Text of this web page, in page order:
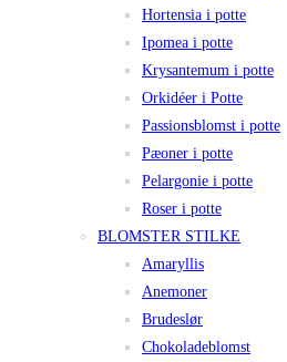
Hortensia i potte
Ipomea i potte
Krysantemum i potte
Orkidéer i Potte
Passionsblomst i potte
Pæoner i potte
Pelargonie i potte
Roser i potte
BLOMSTER STILKE
Amaryllis
Anemoner
Brudeslør
Chokoladeblomst